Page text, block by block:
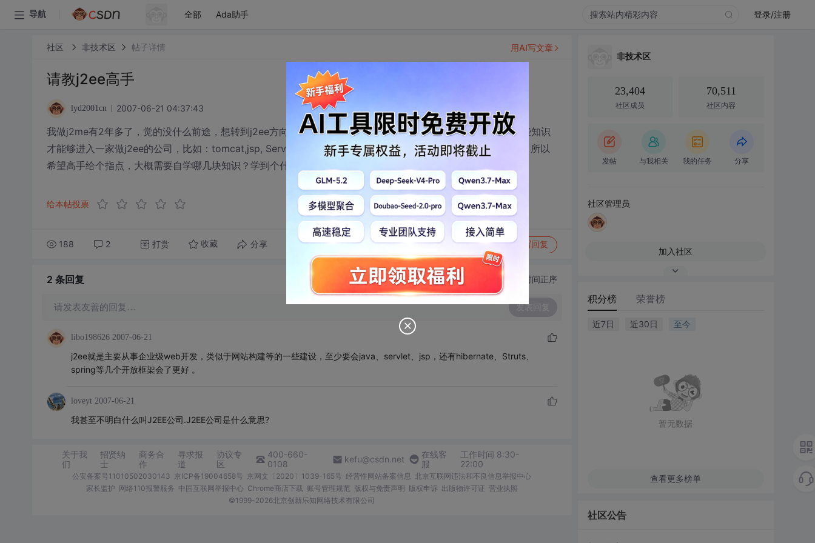
导航 全部 Ada助手 登录/注册
社区 非技术区 帖子详情
请教j2ee高手
lyd2001cn 2007-06-21 04:37:43
我做j2me有2年多了，觉的没什么前途，想转到j2ee方向来发展，我想请问下j2ee方面的高手，我至少要自学哪些知识
才能够进入一家做j2ee的公司，比如：tomcat,jsp, Servlet等等的，我觉的最重要的是先可以进入一家公司工作，所以
希望高手给个指点，大概需要自学哪几块知识？学到个什么程度？
给本帖投票
188 2 打赏 收藏 分享 转发到动态 举报 写回复
用AI写文章
2 条回复 切换为时间正序
请发表友善的回复… 发表回复
libo198626 2007-06-21
j2ee就是主要从事企业级web开发，类似于网站构建等的一些建设，至少要会java、servlet、jsp，还有hibernate、Struts、
spring等几个开放框架会了更好 。
loveyt 2007-06-21
我甚至不明白什么叫J2EE公司.J2EE公司是什么意思?
关于我
们
招贤纳
士
商务合
作
寻求报
道
协议专
区
400-660-
0108
kefu@csdn.net
在线客
服
工作时间 8:30-
22:00
公安备案号11010502030143 京ICP备19004658号 京网文〔2020〕1039-165号 经营性网站备案信息 北京互联网违法和不良信息举报中心
家长监护 网络110报警服务 中国互联网举报中心 Chrome商店下载 账号管理规范 版权与免责声明 版权申诉 出版物许可证 营业执照
©1999-2026北京创新乐知网络技术有限公司
非技术区
23,404
社区成员
70,511
社区内容
发帖 与我相关 我的任务 分享
社区管理员
加入社区
积分榜 荣誉榜
近7日 近30日 至今
暂无数据
查看更多榜单
社区公告